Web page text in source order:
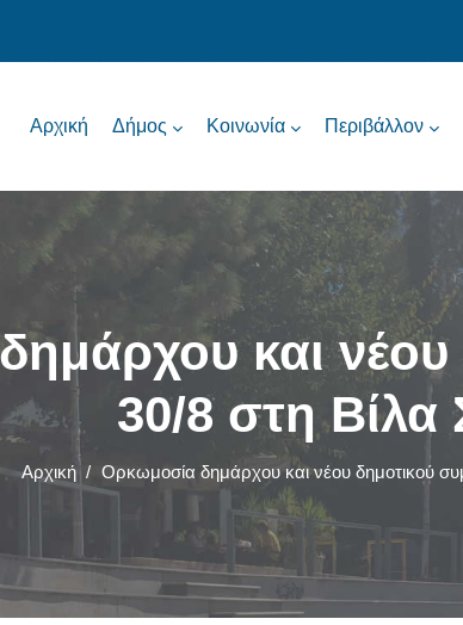
Αρχική Δήμος Κοινωνία Περιβάλλον
και νέου
30/8 στη Βίλα
Αρχική / Ορκωμοσία δημάρχου και νέου δημοτικού